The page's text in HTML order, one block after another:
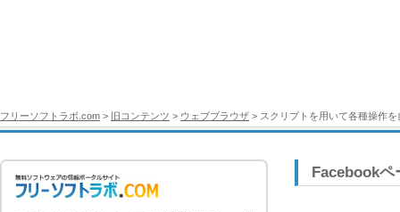
フリーソフトラボ.com > 旧コンテンツ > ウェブブラウザ > スクリプトを用いて各種操作
Facebookペ